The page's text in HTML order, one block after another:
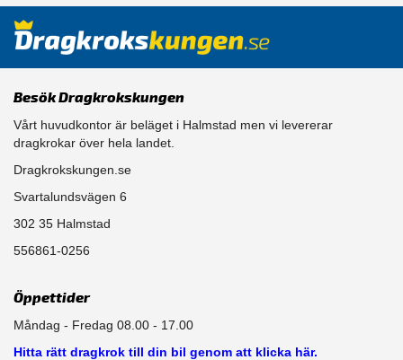
Besök Dragkrokskungen
Vårt huvudkontor är beläget i Halmstad men vi levererar
dragkrokar över hela landet.
Dragkrokskungen.se
Svartalundsvägen 6
302 35 Halmstad
556861-0256
Öppettider
Måndag - Fredag 08.00 - 17.00
Hitta rätt dragkrok till din bil genom att klicka här.